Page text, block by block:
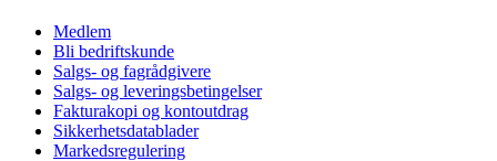
Medlem
Bli bedriftskunde
Salgs- og fagrådgivere
Salgs- og leveringsbetingelser
Fakturakopi og kontoutdrag
Sikkerhetsdatablader
Markedsregulering